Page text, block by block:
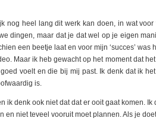
nog heel lang dit werk kan doen, in wat
dingen, maar dat je dat wel op je eigen
een beetje laat en voor mijn ‘succes’
Maar ik heb gewacht op het moment dat
voelt en die bij mij past. Ik denk dat ik
is.
ik denk ook niet dat dat er ooit gaat komen. Ik
en niet teveel vooruit moet plannen. Als je